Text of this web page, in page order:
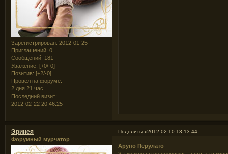
Зарегистрирован: 2012-01-25
Приглашений: 0
Сообщений: 181
Уважение: [+0/-0]
Позитив: [+2/-0]
Провел на форуме:
2 дня 21 час
Последний визит:
2012-02-22 20:46:25
Поделиться2012-02-10 13:13:44
Эринея
Форумный мурчатор
Аруно Перулато